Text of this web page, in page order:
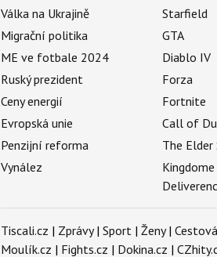
Válka na Ukrajině
Migrační politika
ME ve fotbale 2024
Ruský prezident
Ceny energií
Evropská unie
Penzijní reforma
Vynález
Starfield
GTA
Diablo IV
Forza
Fortnite
Call of
The
Tiscali.cz | Zprávy| Sport | Ženy|
Moulík.cz | Fights.cz | Dokina.cz |